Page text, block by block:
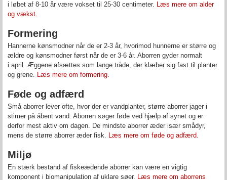
i løbet af 8-10 år være vokset til 25-30 centimeter. Læs mere om alder
og vækst.
Formering
Hannerne kønsmodner når de er 2-3 år, hvorimod hunnerne er større og
ældre og kønsmodner først når de er 3-6 år. Aborren gyder normalt
i april. Æggene afsættes som lange tråde, der klæber sig fast til planter
og grene. Læs mere om formering.
Føde og adfærd
Små aborrer lever ofte, hvor der er vandplanter, større aborrer jager i
stimer på åbent vand. Aborren søger føde ved hjælp af synet og er
derfor mest aktiv om dagen. De mindste aborrer æder især smådyr,
mens de større aborrer æder fisk. Læs mere om føde og adfærd.
Miljø
En stærk bestand af fiskeædende aborrer kan være en vigtig
komponent i biomanipulation af uklare søer. Læs mere om aborrens